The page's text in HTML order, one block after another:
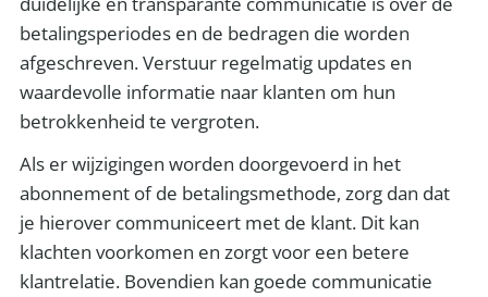
betalingsperiodes en de bedragen die worden
afgeschreven. Verstuur regelmatig updates en
waardevolle informatie naar klanten om hun
betrokkenheid te vergroten.
Als er wijzigingen worden doorgevoerd in het
abonnement of de betalingsmethode, zorg dan dat
je hierover communiceert met de klant. Dit kan
klachten voorkomen en zorgt voor een betere
klantrelatie. Bovendien kan goede communicatie